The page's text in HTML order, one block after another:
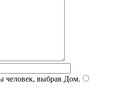
человек, выбрав Дом.